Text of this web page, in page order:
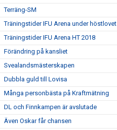
Terräng-SM
Träningstider IFU Arena under höstlovet
Träningstider IFU Arena HT 2018
Förändring på kansliet
Svealandsmästerskapen
Dubbla guld till Lovisa
Många personbästa på Kraftmätning
DL och Finnkampen är avslutade
Även Oskar får chansen